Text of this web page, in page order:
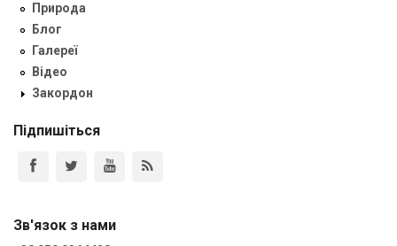
Природа
Блог
Галереї
Відео
Закордон
Підпишіться
Зв'язок з нами